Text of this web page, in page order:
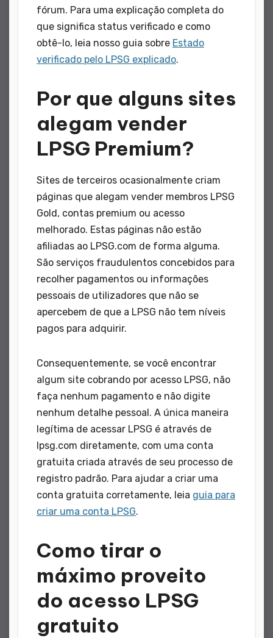
fórum. Para uma explicação completa do
que significa status verificado e como
obtê-lo, leia nosso guia sobre Estado
verificado pelo LPSG explicado.
Por que alguns sites
alegam vender
LPSG Premium?
Sites de terceiros ocasionalmente criam
páginas que alegam vender membros LPSG
Gold, contas premium ou acesso
melhorado. Estas páginas não estão
afiliadas ao LPSG.com de forma alguma.
São serviços fraudulentos concebidos para
recolher pagamentos ou informações
pessoais de utilizadores que não se
apercebem de que a LPSG não tem níveis
pagos para adquirir.
Consequentemente, se você encontrar
algum site cobrando por acesso LPSG, não
faça nenhum pagamento e não digite
nenhum detalhe pessoal. A única maneira
legítima de acessar LPSG é através de
lpsg.com diretamente, com uma conta
gratuita criada através de seu processo de
registro padrão. Para ajudar a criar uma
conta gratuita corretamente, leia guia para
criar uma conta LPSG.
Como tirar o
máximo proveito
do acesso LPSG
gratuito